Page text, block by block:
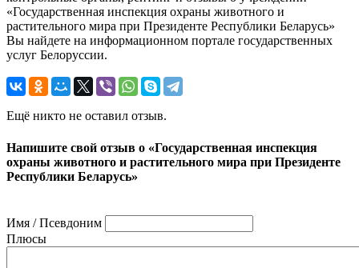
«Государственная инспекция охраны животного и
растительного мира при Президенте Республики Беларусь»
Вы найдете на информационном портале государственных
услуг Белоруссии.
Ещё никто не оставил отзыв.
Напишите свой отзыв о «Государственная инспекция
охраны животного и растительного мира при Президенте
Республики Беларусь»
Имя / Псевдоним
Плюсы